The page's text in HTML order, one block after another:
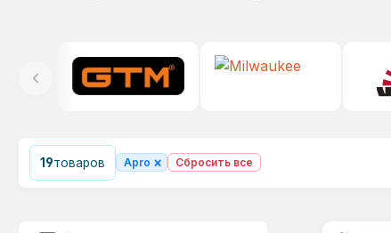
19товаров Apro × Сбросить все